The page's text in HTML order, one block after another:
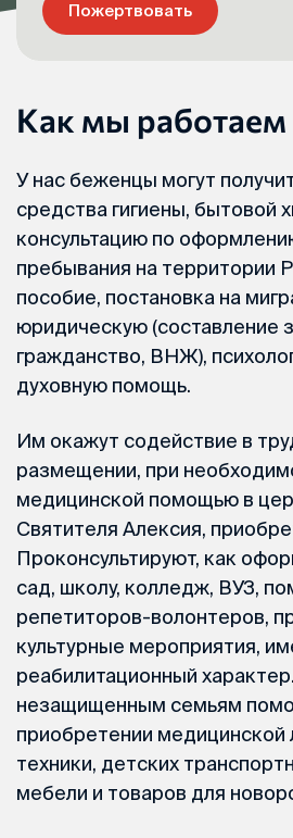
Пожертвовать
Как мы работаем
У нас беженцы могут
средства гигиены, бытовой
консультацию по
пребывания на
пособие, постановка на
юридическую (составление
гражданство, ВНЖ),
духовную помощь.
Им окажут содействие в
размещении, при
медицинской помощью в
Святителя Алексия,
Проконсультируют, как
сад, школу, колледж, ВУЗ,
репетиторов-волонтеров,
культурные мероприятия,
реабилитационный
незащищенным семьям
приобретении медицинской
техники, детских
мебели и товаров для